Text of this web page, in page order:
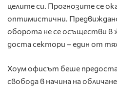
целите си. Прогнозите се
оптимистични.
оборота не се осъществи в
доста сектори – един от
Хоум офисът беше
свобода в начина на